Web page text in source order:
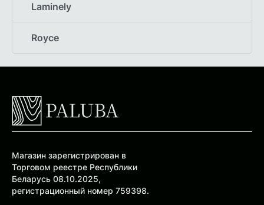
Laminely
Royce
Магазин зарегистрирован в
Торговом реестре Республики
Беларусь 08.10.2025,
регистрационный номер 759398.